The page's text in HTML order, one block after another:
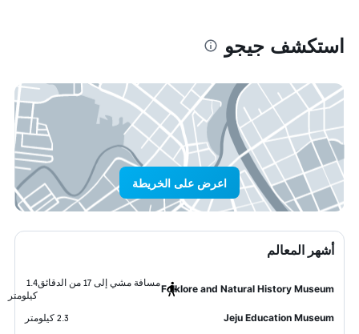
استكشف جيجو
اعرض على الخريطة
أشهر المعالم
Folklore and Natural History Museum
مسافة مشي إلى 17 من الدقائق
1.4
كيلومتر
Jeju Education Museum
2.3 كيلومتر